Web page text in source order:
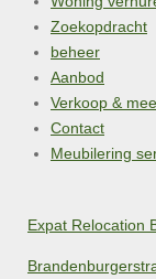
Zoekopdracht
beheer
Aanbod
Verkoop &
Contact
Meubilering
Expat Relocation